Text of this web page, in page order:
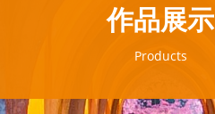
作品展示
Products